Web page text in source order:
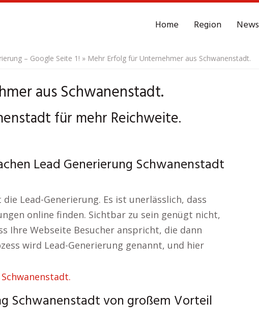
Home Region News
– Google Seite 1! » Mehr Erfolg für Unternehmer aus Schwanenstadt.
aus Schwanenstadt.
für mehr Reichweite.
Lead Generierung Schwanenstadt
Lead-Generierung. Es ist unerlässlich, dass
online finden. Sichtbar zu sein genügt nicht,
Ihre Webseite Besucher anspricht, die dann
wird Lead-Generierung genannt, und hier
Schwanenstadt von großem Vorteil